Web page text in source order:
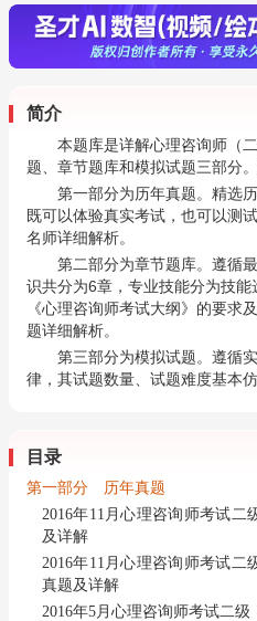
简介
本题库是详解心理咨询师（
题、章节题库和模拟试题三部分
第一部分为历年真题。精选
既可以体验真实考试，也可以测
名师详细解析。
第二部分为章节题库。遵循
识共分为6章，专业技能分为技
《心理咨询师考试大纲》的要求
题详细解析。
第三部分为模拟试题。遵循
律，其试题数量、试题难度基本
目录
第一部分 历年真题
2016年11月心理咨询师考试
及详解
2016年11月心理咨询师考试二
真题及详解
2016年5月心理咨询师考试二